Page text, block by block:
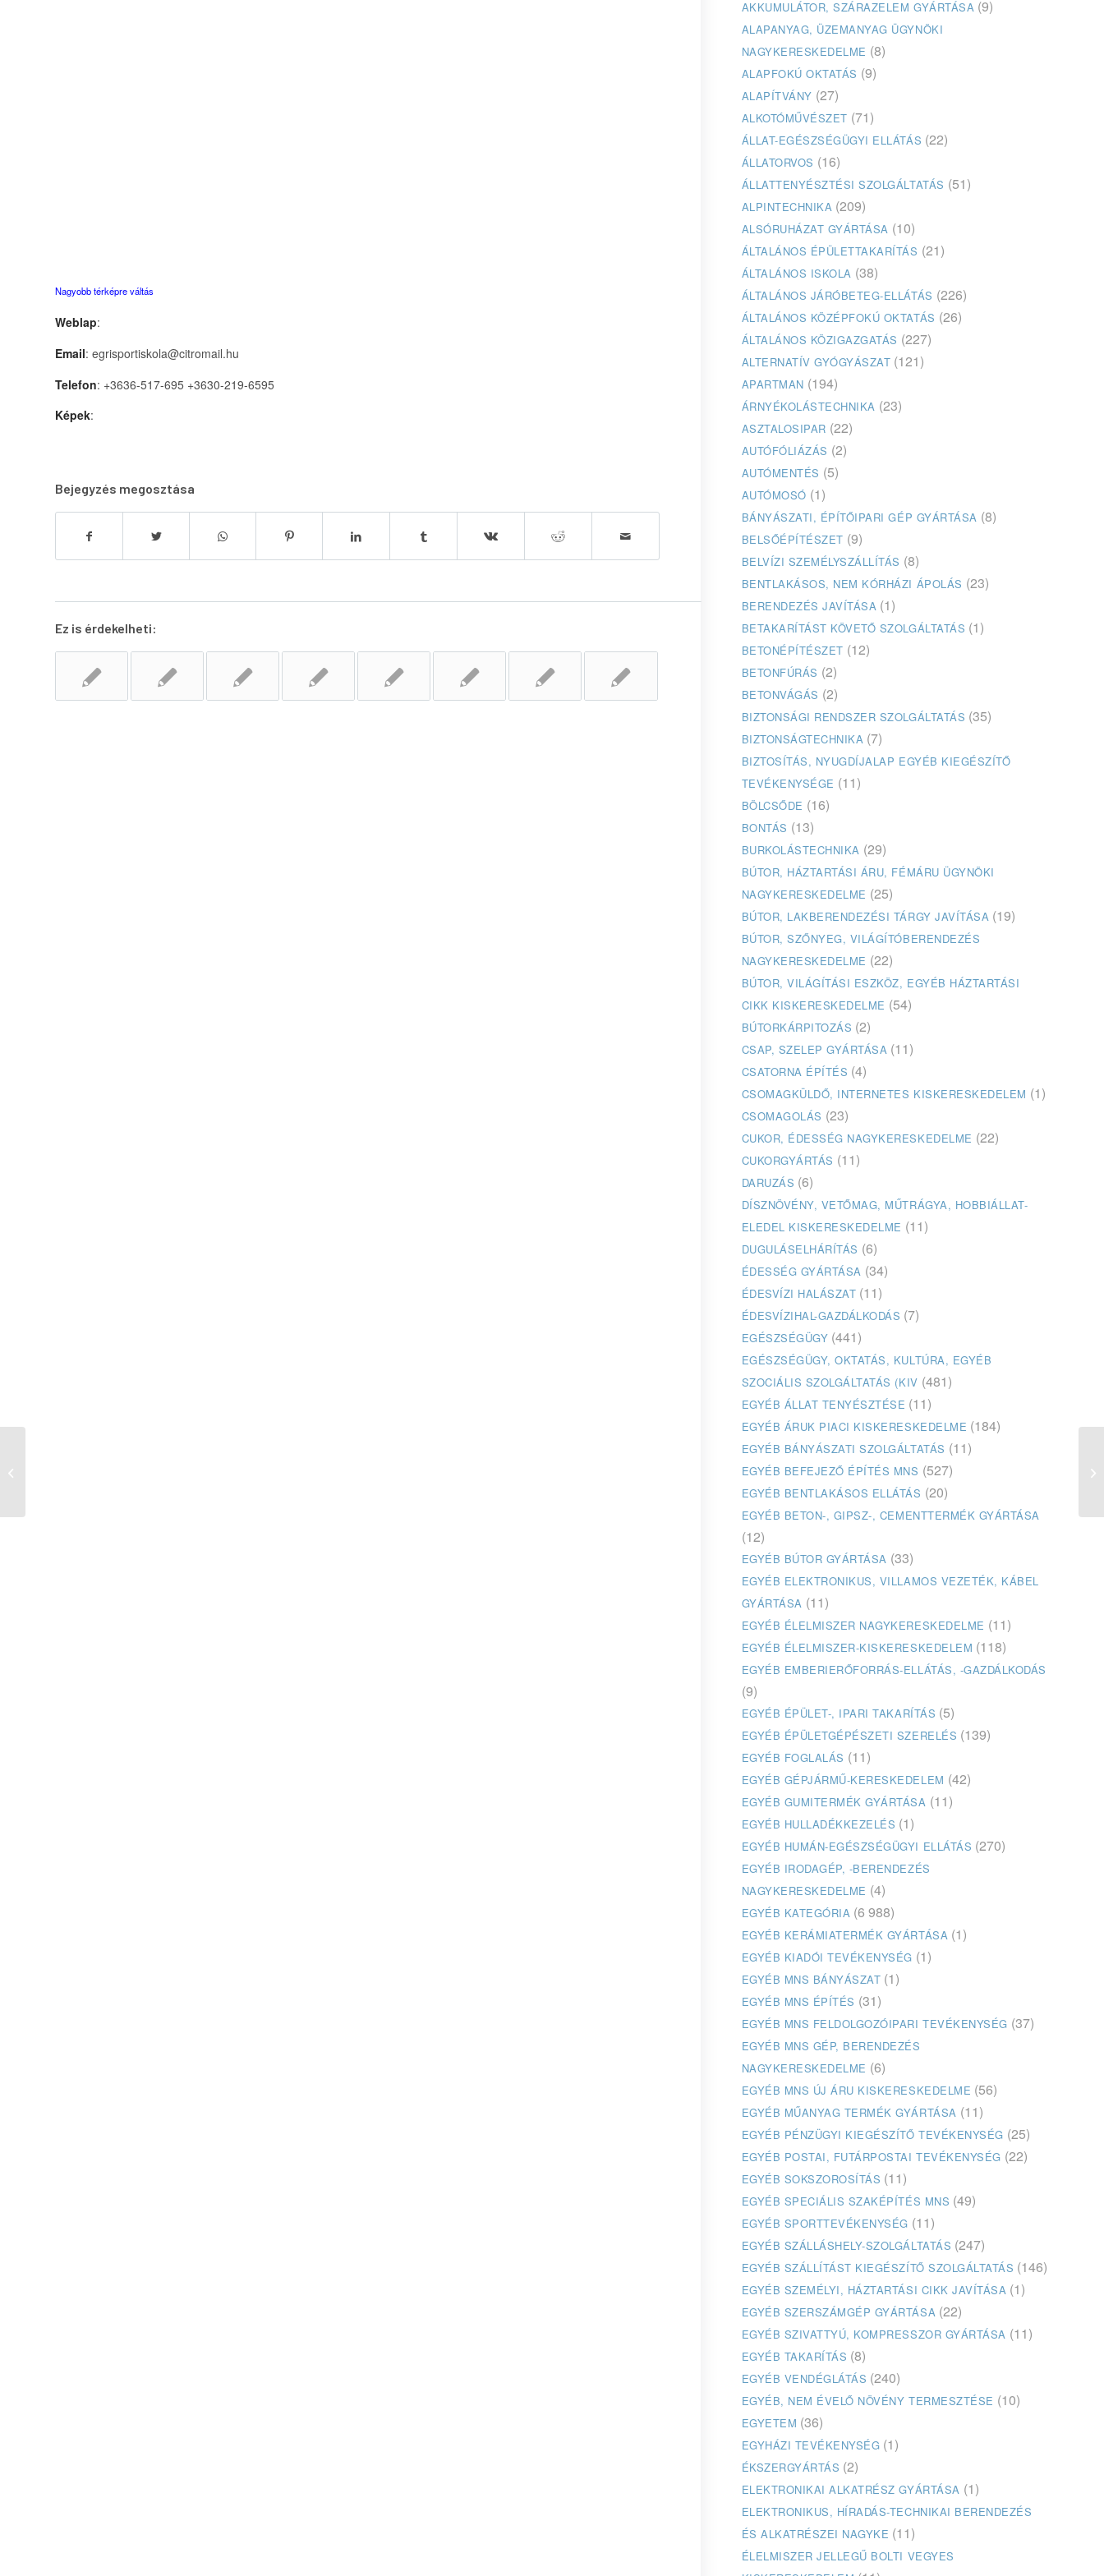
Nagyobb térképre váltás
Weblap:
Email: egrisportiskola@citromail.hu
Telefon: +3636-517-695 +3630-219-6595
Képek:
Bejegyzés megosztása
Ez is érdekelheti:
AKKUMULÁTOR, SZÁRAZELEM GYÁRTÁSA (9)
ALAPANYAG, ÜZEMANYAG ÜGYNÖKI
NAGYKERESKEDELME (8)
ALAPFOKÚ OKTATÁS (9)
ALAPÍTVÁNY (27)
ALKOTÓMŰVÉSZET (71)
ÁLLAT-EGÉSZSÉGÜGYI ELLÁTÁS (22)
ÁLLATORVOS (16)
ÁLLATTENYÉSZTÉSI SZOLGÁLTATÁS (51)
ALPINTECHNIKA (209)
ALSÓRUHÁZAT GYÁRTÁSA (10)
ÁLTALÁNOS ÉPÜLETTAKARÍTÁS (21)
ÁLTALÁNOS ISKOLA (38)
ÁLTALÁNOS JÁRÓBETEG-ELLÁTÁS (226)
ÁLTALÁNOS KÖZÉPFOKÚ OKTATÁS (26)
ÁLTALÁNOS KÖZIGAZGATÁS (227)
ALTERNATÍV GYÓGYÁSZAT (121)
APARTMAN (194)
ÁRNYÉKOLÁSTECHNIKA (23)
ASZTALOSIPAR (22)
AUTÓFÓLIÁZÁS (2)
AUTÓMENTÉS (5)
AUTÓMOSÓ (1)
BÁNYÁSZATI, ÉPÍTŐIPARI GÉP GYÁRTÁSA (8)
BELSŐÉPÍTÉSZET (9)
BELVÍZI SZEMÉLYSZÁLLÍTÁS (8)
BENTLAKÁSOS, NEM KÓRHÁZI ÁPOLÁS (23)
BERENDEZÉS JAVÍTÁSA (1)
BETAKARÍTÁST KÖVETŐ SZOLGÁLTATÁS (1)
BETONÉPÍTÉSZET (12)
BETONFÚRÁS (2)
BETONVÁGÁS (2)
BIZTONSÁGI RENDSZER SZOLGÁLTATÁS (35)
BIZTONSÁGTECHNIKA (7)
BIZTOSÍTÁS, NYUGDÍJALAP EGYÉB KIEGÉSZÍTŐ
TEVÉKENYSÉGE (11)
BÖLCSŐDE (16)
BONTÁS (13)
BURKOLÁSTECHNIKA (29)
BÚTOR, HÁZTARTÁSI ÁRU, FÉMÁRU ÜGYNÖKI
NAGYKERESKEDELME (25)
BÚTOR, LAKBERENDEZÉSI TÁRGY JAVÍTÁSA (19)
BÚTOR, SZŐNYEG, VILÁGÍTÓBERENDEZÉS
NAGYKERESKEDELME (22)
BÚTOR, VILÁGÍTÁSI ESZKÖZ, EGYÉB HÁZTARTÁSI
CIKK KISKERESKEDELME (54)
BÚTORKÁRPITOZÁS (2)
CSAP, SZELEP GYÁRTÁSA (11)
CSATORNA ÉPÍTÉS (4)
CSOMAGKÜLDŐ, INTERNETES KISKERESKEDELEM (1)
CSOMAGOLÁS (23)
CUKOR, ÉDESSÉG NAGYKERESKEDELME (22)
CUKORGYÁRTÁS (11)
DARUZÁS (6)
DÍSZNÖVÉNY, VETŐMAG, MŰTRÁGYA, HOBBIÁLLAT-
ELEDEL KISKERESKEDELME (11)
DUGULÁSELHÁRÍTÁS (6)
ÉDESSÉG GYÁRTÁSA (34)
ÉDESVÍZI HALÁSZAT (11)
ÉDESVÍZIHAL-GAZDÁLKODÁS (7)
EGÉSZSÉGÜGY (441)
EGÉSZSÉGÜGY, OKTATÁS, KULTÚRA, EGYÉB
SZOCIÁLIS SZOLGÁLTATÁS (KIV (481)
EGYÉB ÁLLAT TENYÉSZTÉSE (11)
EGYÉB ÁRUK PIACI KISKERESKEDELME (184)
EGYÉB BÁNYÁSZATI SZOLGÁLTATÁS (11)
EGYÉB BEFEJEZŐ ÉPÍTÉS MNS (527)
EGYÉB BENTLAKÁSOS ELLÁTÁS (20)
EGYÉB BETON-, GIPSZ-, CEMENTTERMÉK GYÁRTÁSA
(12)
EGYÉB BÚTOR GYÁRTÁSA (33)
EGYÉB ELEKTRONIKUS, VILLAMOS VEZETÉK, KÁBEL
GYÁRTÁSA (11)
EGYÉB ÉLELMISZER NAGYKERESKEDELME (11)
EGYÉB ÉLELMISZER-KISKERESKEDELEM (118)
EGYÉB EMBERIERŐFORRÁS-ELLÁTÁS, -GAZDÁLKODÁS
(9)
EGYÉB ÉPÜLET-, IPARI TAKARÍTÁS (5)
EGYÉB ÉPÜLETGÉPÉSZETI SZERELÉS (139)
EGYÉB FOGLALÁS (11)
EGYÉB GÉPJÁRMŰ-KERESKEDELEM (42)
EGYÉB GUMITERMÉK GYÁRTÁSA (11)
EGYÉB HULLADÉKKEZELÉS (1)
EGYÉB HUMÁN-EGÉSZSÉGÜGYI ELLÁTÁS (270)
EGYÉB IRODAGÉP, -BERENDEZÉS
NAGYKERESKEDELME (4)
EGYÉB KATEGÓRIA (6 988)
EGYÉB KERÁMIATERMÉK GYÁRTÁSA (1)
EGYÉB KIADÓI TEVÉKENYSÉG (1)
EGYÉB MNS BÁNYÁSZAT (1)
EGYÉB MNS ÉPÍTÉS (31)
EGYÉB MNS FELDOLGOZÓIPARI TEVÉKENYSÉG (37)
EGYÉB MNS GÉP, BERENDEZÉS
NAGYKERESKEDELME (6)
EGYÉB MNS ÚJ ÁRU KISKERESKEDELME (56)
EGYÉB MŰANYAG TERMÉK GYÁRTÁSA (11)
EGYÉB PÉNZÜGYI KIEGÉSZÍTŐ TEVÉKENYSÉG (25)
EGYÉB POSTAI, FUTÁRPOSTAI TEVÉKENYSÉG (22)
EGYÉB SOKSZOROSÍTÁS (11)
EGYÉB SPECIÁLIS SZAKÉPÍTÉS MNS (49)
EGYÉB SPORTTEVÉKENYSÉG (11)
EGYÉB SZÁLLÁSHELY-SZOLGÁLTATÁS (247)
EGYÉB SZÁLLÍTÁST KIEGÉSZÍTŐ SZOLGÁLTATÁS (146)
EGYÉB SZEMÉLYI, HÁZTARTÁSI CIKK JAVÍTÁSA (1)
EGYÉB SZERSZÁMGÉP GYÁRTÁSA (22)
EGYÉB SZIVATTYÚ, KOMPRESSZOR GYÁRTÁSA (11)
EGYÉB TAKARÍTÁS (8)
EGYÉB VENDÉGLÁTÁS (240)
EGYÉB, NEM ÉVELŐ NÖVÉNY TERMESZTÉSE (10)
EGYETEM (36)
EGYHÁZI TEVÉKENYSÉG (1)
ÉKSZERGYÁRTÁS (2)
ELEKTRONIKAI ALKATRÉSZ GYÁRTÁSA (1)
ELEKTRONIKUS, HÍRADÁS-TECHNIKAI BERENDEZÉS
ÉS ALKATRÉSZEI NAGYKE (11)
ÉLELMISZER JELLEGŰ BOLTI VEGYES